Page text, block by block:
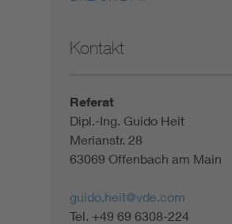
Kontakt
Referat
Dipl.-Ing. Guido Heit
Merianstr. 28
63069 Offenbach am Main
guido.heit@vde.com
Tel. +49 69 6308-224